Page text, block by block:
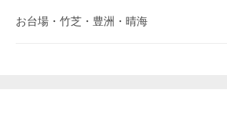
お台場・竹芝・豊洲・晴海